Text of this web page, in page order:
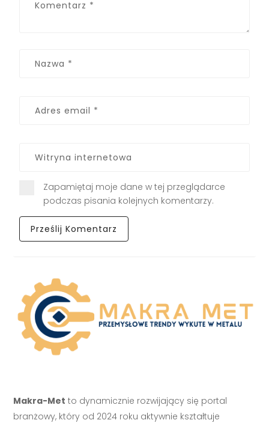
Zapamiętaj moje dane w tej przeglądarce
podczas pisania kolejnych komentarzy.
Makra-Met to dynamicznie rozwijający się portal
branżowy, który od 2024 roku aktywnie kształtuje